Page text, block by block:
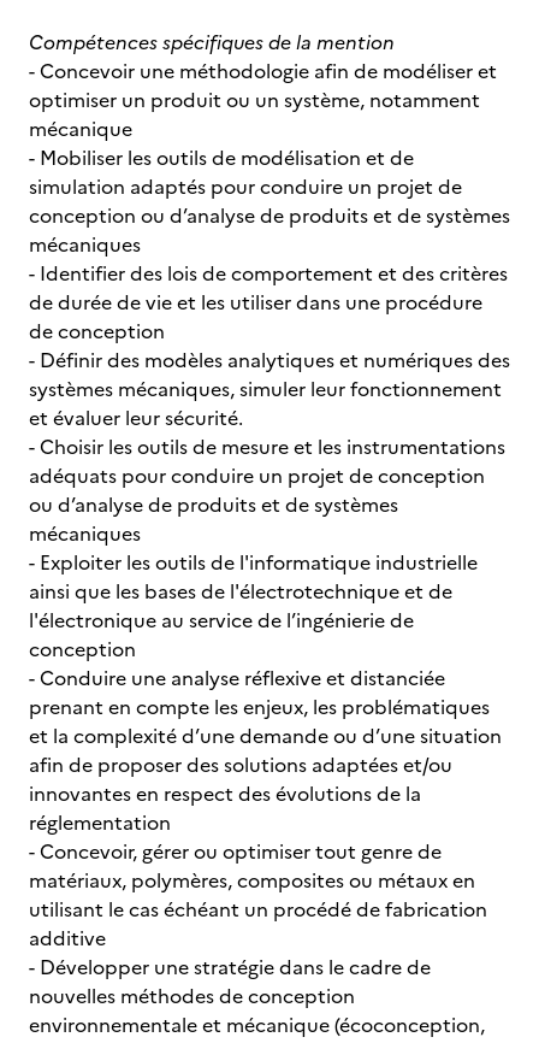
Compétences spécifiques de la mention
- Concevoir une méthodologie afin de modéliser et
optimiser un produit ou un système, notamment
mécanique
- Mobiliser les outils de modélisation et de
simulation adaptés pour conduire un projet de
conception ou d’analyse de produits et de systèmes
mécaniques
- Identifier des lois de comportement et des critères
de durée de vie et les utiliser dans une procédure
de conception
- Définir des modèles analytiques et numériques des
systèmes mécaniques, simuler leur fonctionnement
et évaluer leur sécurité.
- Choisir les outils de mesure et les instrumentations
adéquats pour conduire un projet de conception
ou d’analyse de produits et de systèmes
mécaniques
- Exploiter les outils de l'informatique industrielle
ainsi que les bases de l'électrotechnique et de
l'électronique au service de l’ingénierie de
conception
- Conduire une analyse réflexive et distanciée
prenant en compte les enjeux, les problématiques
et la complexité d’une demande ou d’une situation
afin de proposer des solutions adaptées et/ou
innovantes en respect des évolutions de la
réglementation
- Concevoir, gérer ou optimiser tout genre de
matériaux, polymères, composites ou métaux en
utilisant le cas échéant un procédé de fabrication
additive
- Développer une stratégie dans le cadre de
nouvelles méthodes de conception
environnementale et mécanique (écoconception,